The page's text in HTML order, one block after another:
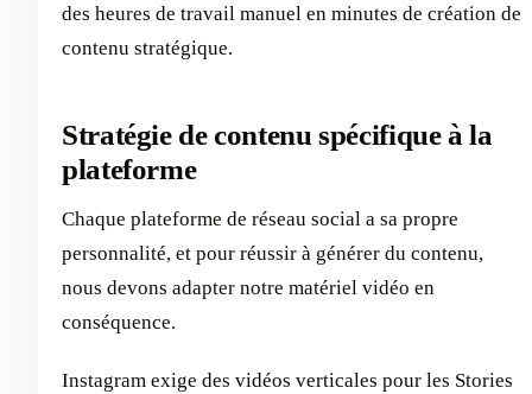
des heures de travail manuel en minutes de création de
contenu stratégique.
Stratégie de contenu spécifique à la
plateforme
Chaque plateforme de réseau social a sa propre
personnalité, et pour réussir à générer du contenu,
nous devons adapter notre matériel vidéo en
conséquence.
Instagram exige des vidéos verticales pour les Stories